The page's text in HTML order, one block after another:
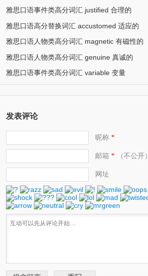
雅思口语事件类高分词汇 justified 合理的
雅思口语高分替换词汇 accustomed 适应的
雅思口语人物类高分词汇 magnetic 有磁性的
雅思口语人物类高分词汇 genuine 真诚的
雅思口语事件类高分词汇 variable 变量
发表评论
昵称*
邮箱 *（不公开）
网址